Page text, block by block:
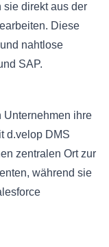
sie direkt aus der
Diese
nahtlose
SAP.
Unternehmen ihre
d.velop DMS
zentralen Ort zur
während sie